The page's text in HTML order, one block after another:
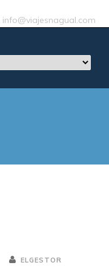
info@viajesnagual.com
ELGESTOR